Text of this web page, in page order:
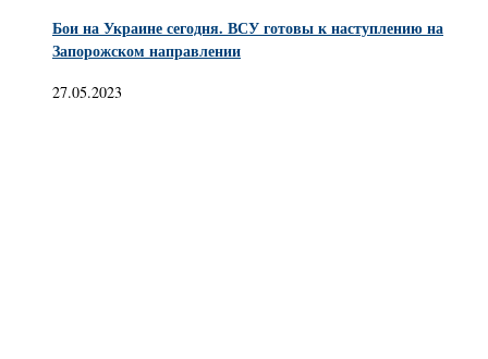
Бои на Украине сегодня. ВСУ готовы к наступлению на
Запорожском направлении
27.05.2023